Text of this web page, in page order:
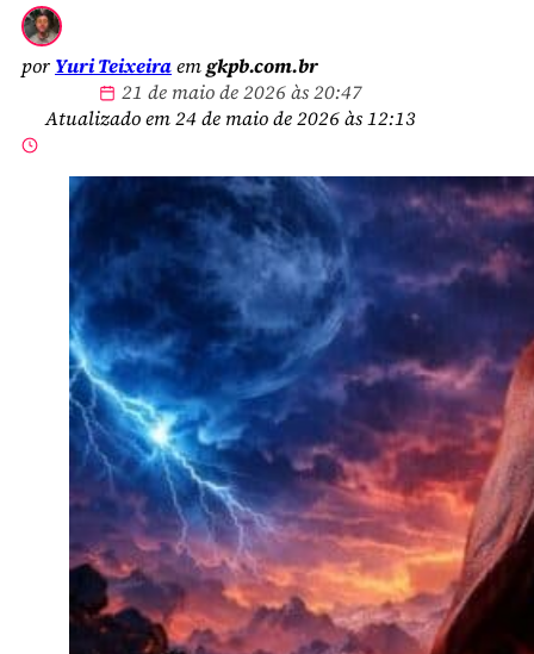
por Yuri Teixeiraemgkpb.com.br
21 de maio de 2026 às 20:47
Atualizado em 24 de maio de 2026 às 12:13